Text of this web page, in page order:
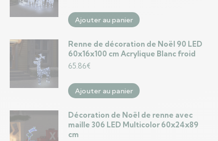
Ajouter au panier
Renne de décoration de Noël 90 LED
60x16x100 cm Acrylique Blanc froid
65.86€
Ajouter au panier
Décoration de Noël de renne avec
maille 306 LED Multicolor 60x24x89
cm